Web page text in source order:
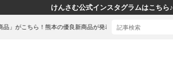
けんさむ公式インスタグラムはこちら♪
の優良新商品が発表されました